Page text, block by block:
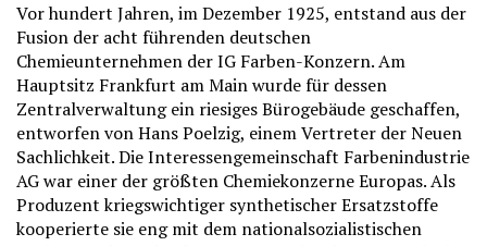
Vor hundert Jahren, im Dezember 1925, entstand aus der
Fusion der acht führenden deutschen
Chemieunternehmen der IG Farben-Konzern. Am
Hauptsitz Frankfurt am Main wurde für dessen
Zentralverwaltung ein riesiges Bürogebäude geschaffen,
entworfen von Hans Poelzig, einem Vertreter der Neuen
Sachlichkeit. Die Interessengemeinschaft Farbenindustrie
AG war einer der größten Chemiekonzerne Europas. Als
Produzent kriegswichtiger synthetischer Ersatzstoffe
kooperierte sie eng mit dem nationalsozialistischen